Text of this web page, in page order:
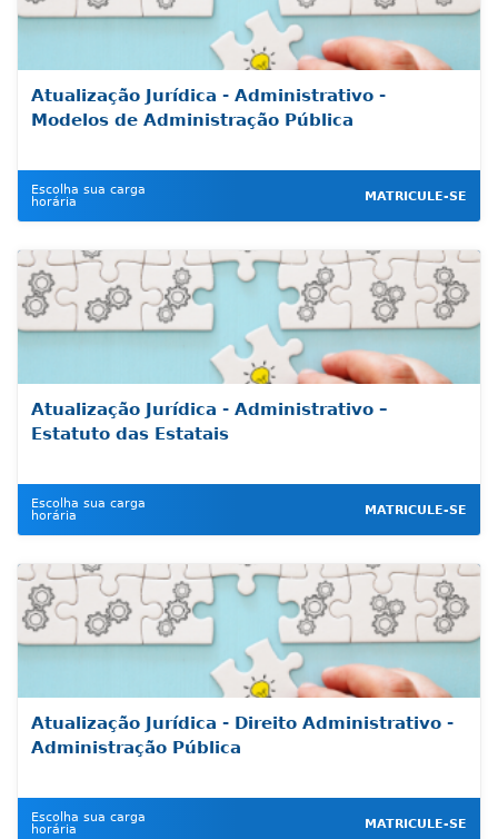
Atualização Jurídica - Administrativo -
Modelos de Administração Pública
Escolha sua carga
horária
MATRICULE-SE
Atualização Jurídica - Administrativo –
Estatuto das Estatais
Escolha sua carga
horária
MATRICULE-SE
Atualização Jurídica - Direito Administrativo -
Administração Pública
Escolha sua carga
horária
MATRICULE-SE